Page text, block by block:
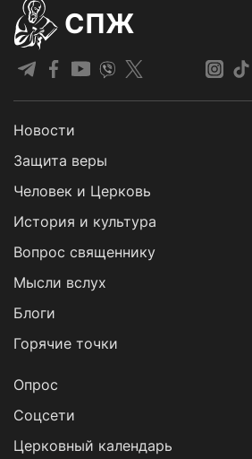
СПЖ
Новости
Защита веры
Человек и Церковь
История и культура
Вопрос священнику
Мысли вслух
Блоги
Горячие точки
Опрос
Cоцсети
Церковный календарь